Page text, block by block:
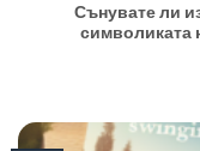
Сънувате ли
символиката